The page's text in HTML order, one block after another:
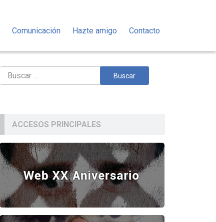
Comunicación Hazte amigo Contacto
Buscar:
ACCESOS PRINCIPALES